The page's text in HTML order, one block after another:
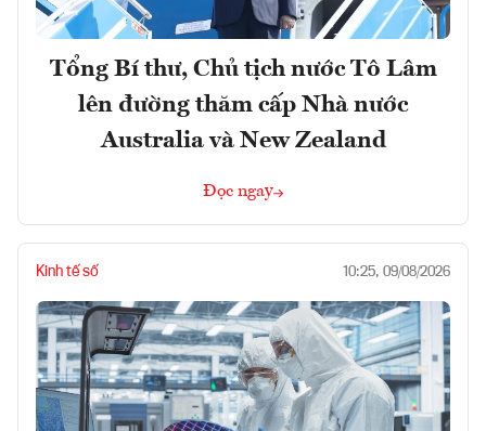
Tổng Bí thư, Chủ tịch nước Tô Lâm
lên đường thăm cấp Nhà nước
Australia và New Zealand
Đọc ngay
Kinh tế số 10:25, 09/08/2026